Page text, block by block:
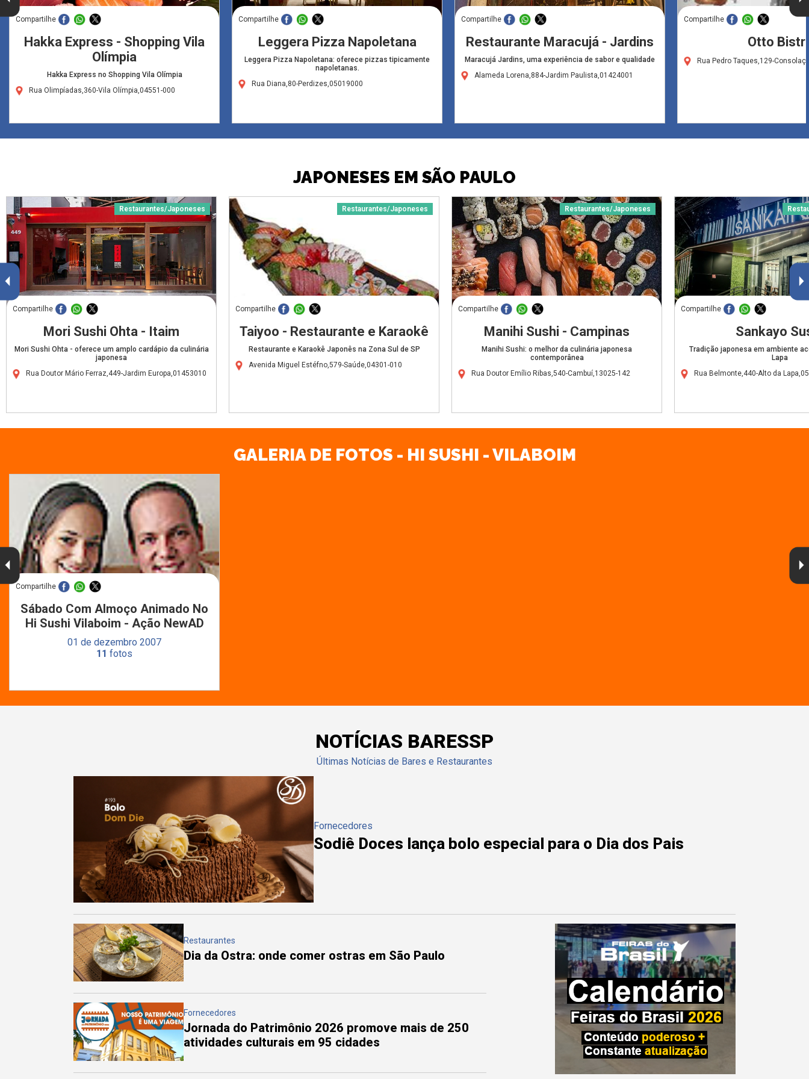
Compartilhe
Hakka Express - Shopping Vila
Olímpia
Hakka Express no Shopping Vila Olímpia
Rua Olimpíadas,360-Vila Olímpia,04551-000
Compartilhe
Leggera Pizza Napoletana
Leggera Pizza Napoletana: oferece pizzas tipicamente
napoletanas.
Rua Diana,80-Perdizes,05019000
Compartilhe
Restaurante Maracujá - Jardins
Maracujá Jardins, uma experiência de sabor e qualidade
Alameda Lorena,884-Jardim Paulista,01424001
Compartilhe
Otto
Rua Pedro Taques,129-
JAPONESES EM SÃO PAULO
Restaurantes/Japoneses
Compartilhe
Mori Sushi Ohta - Itaim
Mori Sushi Ohta - oferece um amplo cardápio da culinária
japonesa
Rua Doutor Mário Ferraz,449-Jardim Europa,01453010
Restaurantes/Japoneses
Compartilhe
Taiyoo - Restaurante e Karaokê
Restaurante e Karaokê Japonês na Zona Sul de SP
Avenida Miguel Estéfno,579-Saúde,04301-010
Restaurantes/Japoneses
Compartilhe
Manihi Sushi - Campinas
Manihi Sushi: o melhor da culinária japonesa
contemporânea
Rua Doutor Emílio Ribas,540-Cambuí,13025-142
Compartilhe
Sankayo
Tradição japonesa em ambiente
Lapa
Rua Belmonte,440-Alto da
GALERIA DE FOTOS - HI SUSHI - VILABOIM
Compartilhe
Sábado Com Almoço Animado No
Hi Sushi Vilaboim - Ação NewAD
01 de dezembro 2007
11 fotos
NOTÍCIAS BARESSP
Últimas Notícias de Bares e Restaurantes
Fornecedores
Sodiê Doces lança bolo especial para o Dia dos Pais
Restaurantes
Dia da Ostra: onde comer ostras em São Paulo
Fornecedores
Jornada do Patrimônio 2026 promove mais de 250
atividades culturais em 95 cidades